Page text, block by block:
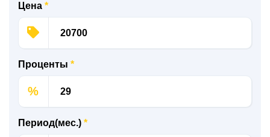
Цена *
Проценты *
%
Период(мес.) *